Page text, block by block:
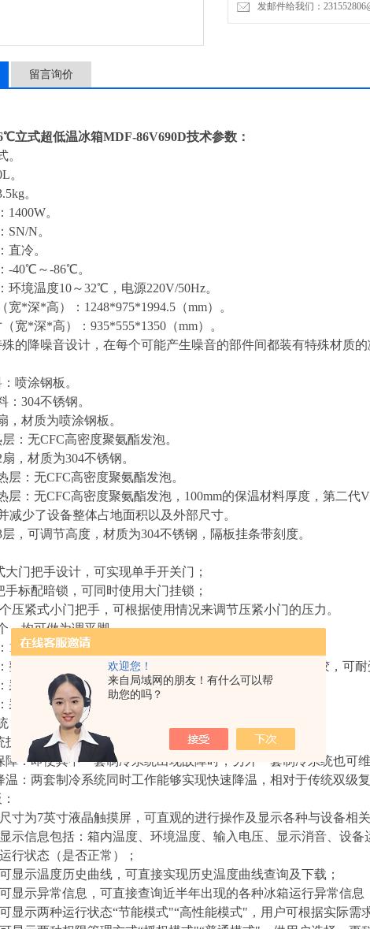
欢迎您！
来自局域网的朋友！有什么可以帮
助您的吗？
发邮件给我们：
留言询价
立式超低温冰箱MDF-86V690D技术参数：
。
L。
kg。
1400W。
SN/N。
：直冷。
： -40℃～-86℃。
环境温度10～32℃，电源220V/50Hz。
宽*深*高）： 1248*975*1994.5 （mm）。
（宽*深*高）： 935*555*1350 （mm）。
的降噪音设计，在每个可能产生噪音的部件间都装有特殊材质
喷涂钢板。
： 304不锈钢。
，材质为喷涂钢板。
： 无CFC高密度聚氨酯发泡。
扇，材质为304不锈钢。
层： 无CFC高密度聚氨酯发泡。
层：无CFC高密度聚氨酯发泡，100mm的保温材料厚度， 第二代
减少了设备整体占地面积以及外部尺寸。
层，可调节高度，材质为304不锈钢，隔板挂条带刻度。
大门把手设计，可实现单手开关门；
手标配暗锁，可同时使用大门挂锁；
压紧式小门把手，可根据使用情况来调节压紧小门的压力 。
，均可做为调平脚。
1 个，直径为25mm，方便用户选配温度记录仪。
整机共设计门封条数量为 材质为硅胶，可耐
采用 进口品牌SECOP压缩机,数量2个。
采用 自主研发的 多元非共沸冷媒
：
技术：采用自主研发的、两套相互独立的制冷系统；
障：即便其中一套制冷系统出现故障时，另外一套制冷系统也可
温：两套制冷系统同时工作能够实现快速降温，相对于传统双级
寸为7英寸液晶触摸屏，可直观的进行操作及显示各种与设备相关
示信息包括：箱内温度、环境温度、输入电压、显示消音、设
行状态（是否正常）；
显示温度历史曲线，可直接实现历史温度曲线查询及下载；
显示异常信息，可直接查询近半年出现的各种冰箱运行异常信息
显示两种运行状态“节能模式"“高性能模式"，用户可根据实际需